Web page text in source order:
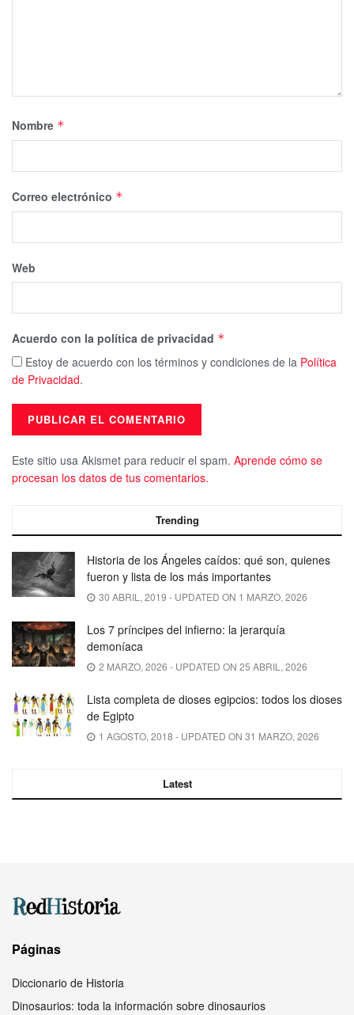
Nombre *
Correo electrónico *
Web
Acuerdo con la política de privacidad *
Estoy de acuerdo con los términos y condiciones de la Política
de Privacidad.
Este sitio usa Akismet para reducir el spam. Aprende cómo se
procesan los datos de tus comentarios.
Trending
Historia de los Ángeles caídos: qué son, quienes
fueron y lista de los más importantes
30 ABRIL, 2019 - UPDATED ON 1 MARZO, 2026
Los 7 príncipes del infierno: la jerarquía
demoníaca
2 MARZO, 2026 - UPDATED ON 25 ABRIL, 2026
Lista completa de dioses egipcios: todos los dioses
de Egipto
1 AGOSTO, 2018 - UPDATED ON 31 MARZO, 2026
Latest
Páginas
Diccionario de Historia
Dinosaurios: toda la información sobre dinosaurios